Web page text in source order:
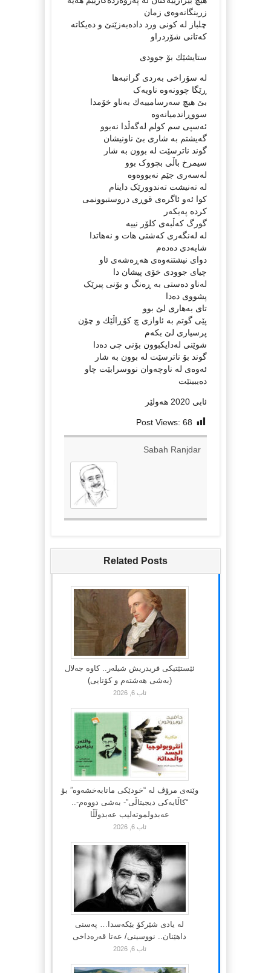
زرینگانەوەی زمان
چلباز له‌ كونی ورد داده‌به‌زێنێ و ده‌یكاته‌
كه‌تانی شۆردراو
ستایشێك بۆ جوودی
لە سۆراخی بەردی گرانبەها
ڕێگا چوونەوە ناویەک
بێ هیچ سه‌رسامییه‌ك بەناو خۆمدا
سووڕاندمیانەوە
ئه‌سپی سم كولم له‌گه‌ڵدا نه‌بوو
گەیشتم بە شاری بێ ناونیشان
گوند ناترسێت له‌ بوون به‌ شار
سیمرخ باڵی بچووک بوو
لەسەری جێم نەبووەوە
لە تەنیشت تەندوورێک داینام
کوا ئەو ئاگرەی قوڕی دروستبوونمی
کردە پەیکەر
گورگ کەڵبەی کلۆر نییە
له‌ له‌نگه‌ری كه‌شتی هات و نه‌هاتدا
شایەدی دەدەم
دوای نیشتنەوەی هەڕەشەی ئاو
چیای جوودی خۆی پیشان دا
لەناو دەستی به‌ ڕه‌نگ و بۆنی پیرێک
پشووی دەدا
تای به‌هاری لێ بوو
پێی گوتم به‌ ئاوازی چ كۆڕاڵێك و چۆن
پرسیاری لێ بكه‌م
شوێنی له‌دایكبوون بۆنی چی ده‌دا
گوند بۆ ناترسێت له‌ بوون به‌ شار
ئه‌وه‌ی له‌ ناوچه‌وان نووسرابێت چاو
ده‌یبینێت
ئابی 2020 هه‌ولێر
Post Views: 68
Sabah Ranjdar
Related Posts
ئێستێتیکی فریدریش شیلەر.. کاوە جەلال
(بەشی هەشتەم و کۆتایی)
ئاب 6, 2026
وێنەی مرۆڤ لە “خودێکی مانابەخشەوە” بۆ
“کاڵایەکی دیجیتاڵی”- بەشی دووەم-..
عەبدولموتەلیب عەبدوڵڵا
ئاب 6, 2026
لە یادی شێرکۆ بێکەسدا… پەسنی
داهێنان.. نووسینی/ عەتا قەرەداخی
ئاب 6, 2026